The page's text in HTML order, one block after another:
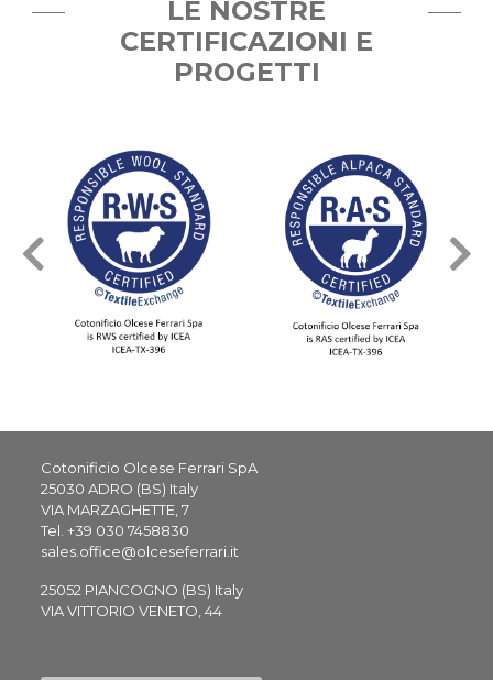
LE NOSTRE
CERTIFICAZIONI E
PROGETTI
Cotonificio Olcese Ferrari SpA
25030 ADRO (BS) Italy
VIA MARZAGHETTE, 7
Tel. +39 030 7458830
sales.office@olceseferrari.it
25052 PIANCOGNO (BS) Italy
VIA VITTORIO VENETO, 44